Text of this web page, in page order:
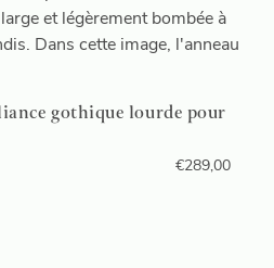
gothique lourde pour
€289,00